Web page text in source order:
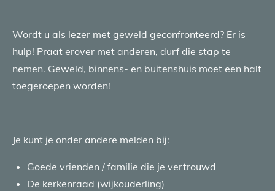
Wordt u als lezer met geweld geconfronteerd? Er is
hulp! Praat erover met anderen, durf die stap te
nemen. Geweld, binnens- en buitenshuis moet een halt
toegeroepen worden!
Je kunt je onder andere melden bij:
Goede vrienden / familie die je vertrouwd
De kerkenraad (wijkouderling)